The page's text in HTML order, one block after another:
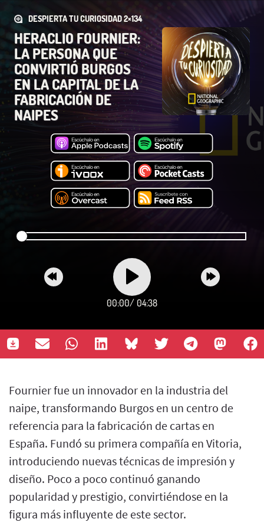
DESPIERTA TU CURIOSIDAD 2×134
HERACLIO FOURNIER:
LA PERSONA QUE
CONVIRTIÓ BURGOS
EN LA CAPITAL DE LA
FABRICACIÓN DE
NAIPES
00:00/ 04:38
Fournier fue un innovador en la industria del
naipe, transformando Burgos en un centro de
referencia para la fabricación de cartas en
España. Fundó su primera compañía en Vitoria,
introduciendo nuevas técnicas de impresión y
diseño. Poco a poco continuó ganando
popularidad y prestigio, convirtiéndose en la
figura más influyente de este sector.